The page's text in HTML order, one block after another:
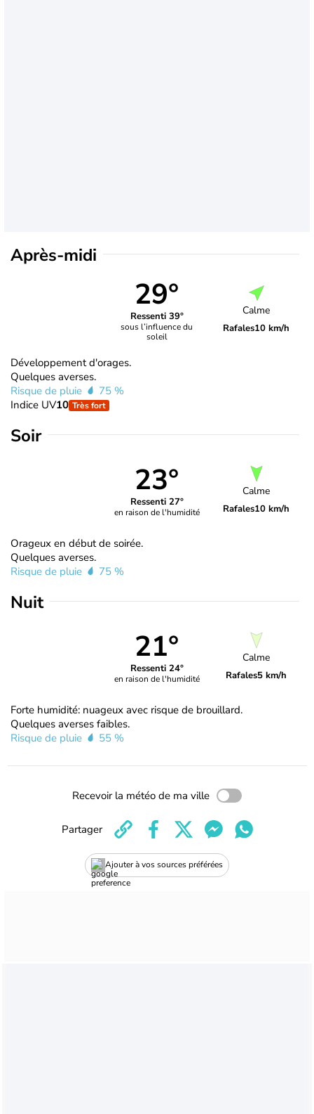
Après-midi
29°
Ressenti 39°
sous l’influence du
soleil
Calme
Rafales10 km/h
Développement d'orages.
Quelques averses.
Risque de pluie
75 %
Indice UV10 Très fort
Soir
23°
Ressenti 27°
en raison de l'humidité
Calme
Rafales10 km/h
Orageux en début de soirée.
Quelques averses.
Risque de pluie
75 %
Nuit
21°
Ressenti 24°
en raison de l'humidité
Calme
Rafales5 km/h
Forte humidité: nuageux avec risque de brouillard.
Quelques averses faibles.
Risque de pluie
55 %
Recevoir la météo de ma ville
Ajouter à vos sources préférées
Partager